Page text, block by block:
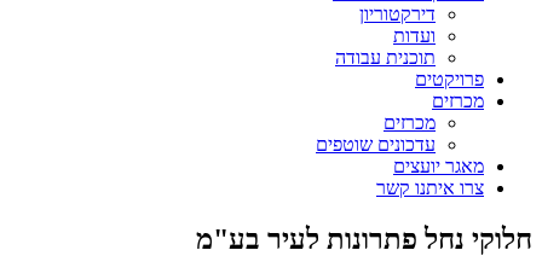
דירקטוריון
ועדות
תוכנית עבודה
פרויקטים
מכרזים
מכרזים
עדכונים שוטפים
מאגר יועצים
צרו איתנו קשר
חלוקי נחל פתרונות לעיר בע"מ